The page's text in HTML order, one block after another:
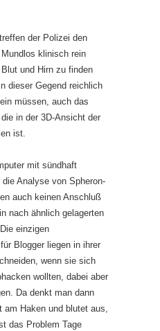
der Polizei den
klinisch rein
und Hirn zu finden
dieser Gegend reichlich
müssen, auch das
in der 3D-Ansicht der
ist.
mit sündhaft
Analyse von Spheron-
auch keinen Anschluß
nach ähnlich gelagerten
einzigen
Blogger liegen in ihrer
wenn sie sich
wollten, dabei aber
Da denkt man dann
am Haken und blutet aus,
das Problem Tage